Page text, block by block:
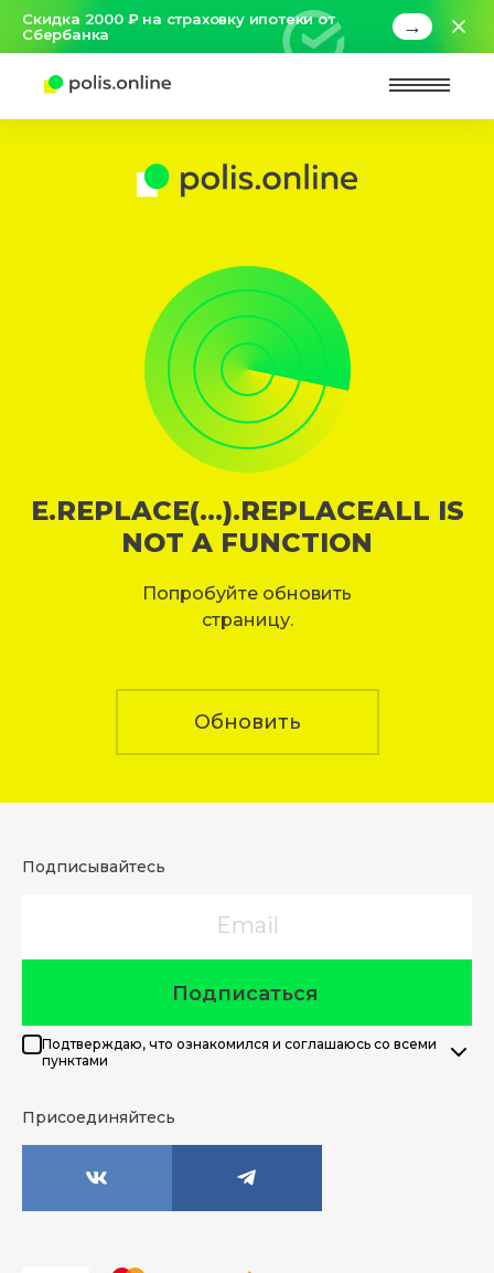
Скидка 2000 ₽ на страховку ипотеки от
Сбербанка
→
E.REPLACE(...).REPLACEALL IS
NOT A FUNCTION
Попробуйте обновить
страницу.
Обновить
Подписывайтесь
Подписаться
Подтверждаю, что ознакомился и соглашаюсь со всеми
пунктами
Присоединяйтесь